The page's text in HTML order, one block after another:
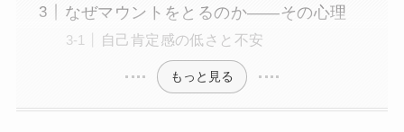
なぜマウントをとるのか——その心理
自己肯定感の低さと不安
もっと見る